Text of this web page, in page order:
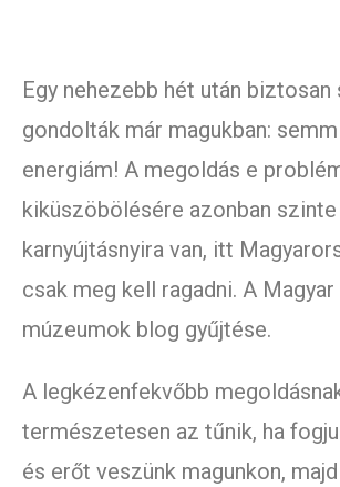
Egy nehezebb hét után biztosan
gondolták már magukban:
energiám! A megoldás e
kiküszöbölésére azonban szinte
karnyújtásnyira van, itt
csak meg kell ragadni. A Magyar
múzeumok blog gyűjtése.
A legkézenfekvőbb
természetesen az tűnik, ha
és erőt veszünk magunkon,